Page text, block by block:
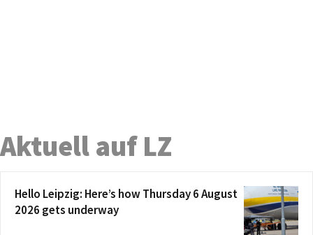
Aktuell auf LZ
Hello Leipzig: Here’s how Thursday 6 August
2026 gets underway